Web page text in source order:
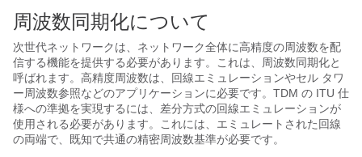
周波数同期化について
次世代ネットワークは、ネットワーク全体に高精度の周波数を配
信する機能を提供する必要があります。これは、周波数同期化と
呼ばれます。高精度周波数は、回線エミュレーションやセル タワ
ー周波数参照などのアプリケーションに必要です。TDM の ITU 仕
様への準拠を実現するには、差分方式の回線エミュレーションが
使用される必要があります。これには、エミュレートされた回線
の両端で、既知で共通の精密周波数基準が必要です。